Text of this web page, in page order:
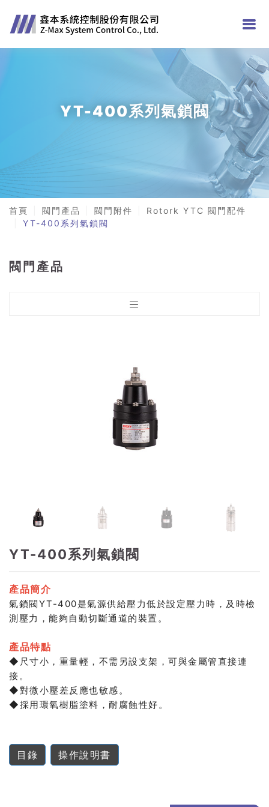
YT-400系列氣鎖閥
首頁 閥門產品 閥門附件
Rotork YTC 閥門配件
YT-400系列氣鎖閥
閥門產品
YT-400系列氣鎖閥
產品簡介
氣鎖閥YT-400是氣源供給壓力低於設定壓力時，及時檢
測壓力，能夠自動切斷通道的裝置。
產品特點
◆尺寸小，重量輕，不需另設支架，可與金屬管直接連
接。
◆對微小壓差反應也敏感。
◆採用環氧樹脂塗料，耐腐蝕性好。
目錄 操作說明書